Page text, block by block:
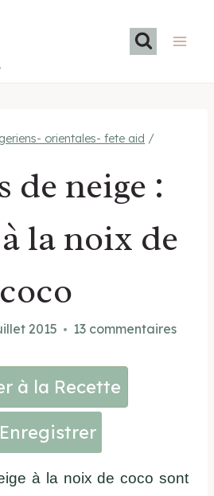
orientales- fete aid /
de neige :
la noix de
coco
2015 13 commentaires
à la Recette
à la noix de coco sont